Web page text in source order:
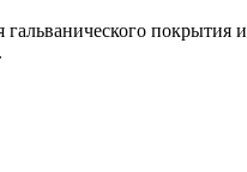
покрытия